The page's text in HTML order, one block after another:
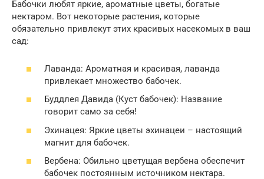
Бабочки любят яркие, ароматные цветы, богатые
нектаром. Вот некоторые растения, которые
обязательно привлекут этих красивых насекомых в ваш
сад:
Лаванда: Ароматная и красивая, лаванда
привлекает множество бабочек.
Буддлея Давида (Куст бабочек): Название
говорит само за себя!
Эхинацея: Яркие цветы эхинацеи – настоящий
магнит для бабочек.
Вербена: Обильно цветущая вербена обеспечит
бабочек постоянным источником нектара.